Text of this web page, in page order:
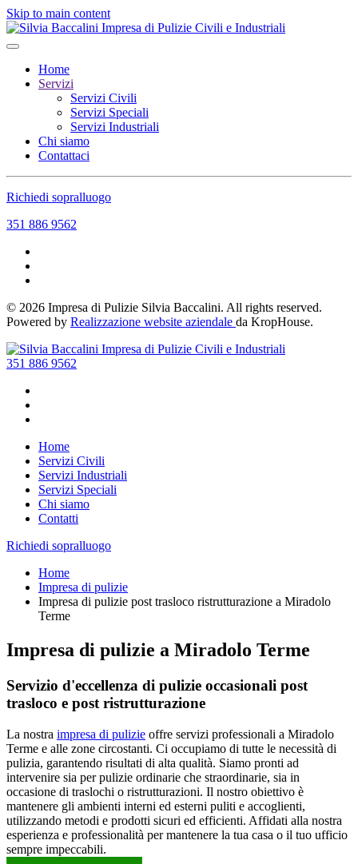
Skip to main content
Home
Servizi
Servizi Civili
Servizi Speciali
Servizi Industriali
Chi siamo
Contattaci
Richiedi sopralluogo
351 886 9562
© 2026 Impresa di Pulizie Silvia Baccalini. All rights reserved.
Powered by Realizzazione website aziendale da KropHouse.
351 886 9562
Home
Servizi Civili
Servizi Industriali
Servizi Speciali
Chi siamo
Contatti
Richiedi sopralluogo
Home
Impresa di pulizie
Impresa di pulizie post trasloco ristrutturazione a Miradolo
Terme
Impresa di pulizie a Miradolo Terme
Servizio d'eccellenza di pulizie occasionali post
trasloco e post ristrutturazione
La nostra impresa di pulizie offre servizi professionali a Miradolo
Terme e alle zone circostanti. Ci occupiamo di tutte le necessità di
pulizia, garantendo risultati di alta qualità. Siamo pronti ad
intervenire sia per pulizie ordinarie che straordinarie, sia in
occasione di traslochi o ristrutturazioni. Il nostro obiettivo è
mantenere gli ambienti interni ed esterni puliti e accoglienti,
utilizzando metodi e prodotti sicuri ed efficienti. Affidati alla nostra
esperienza e professionalità per mantenere la tua casa o il tuo ufficio
sempre impeccabili.